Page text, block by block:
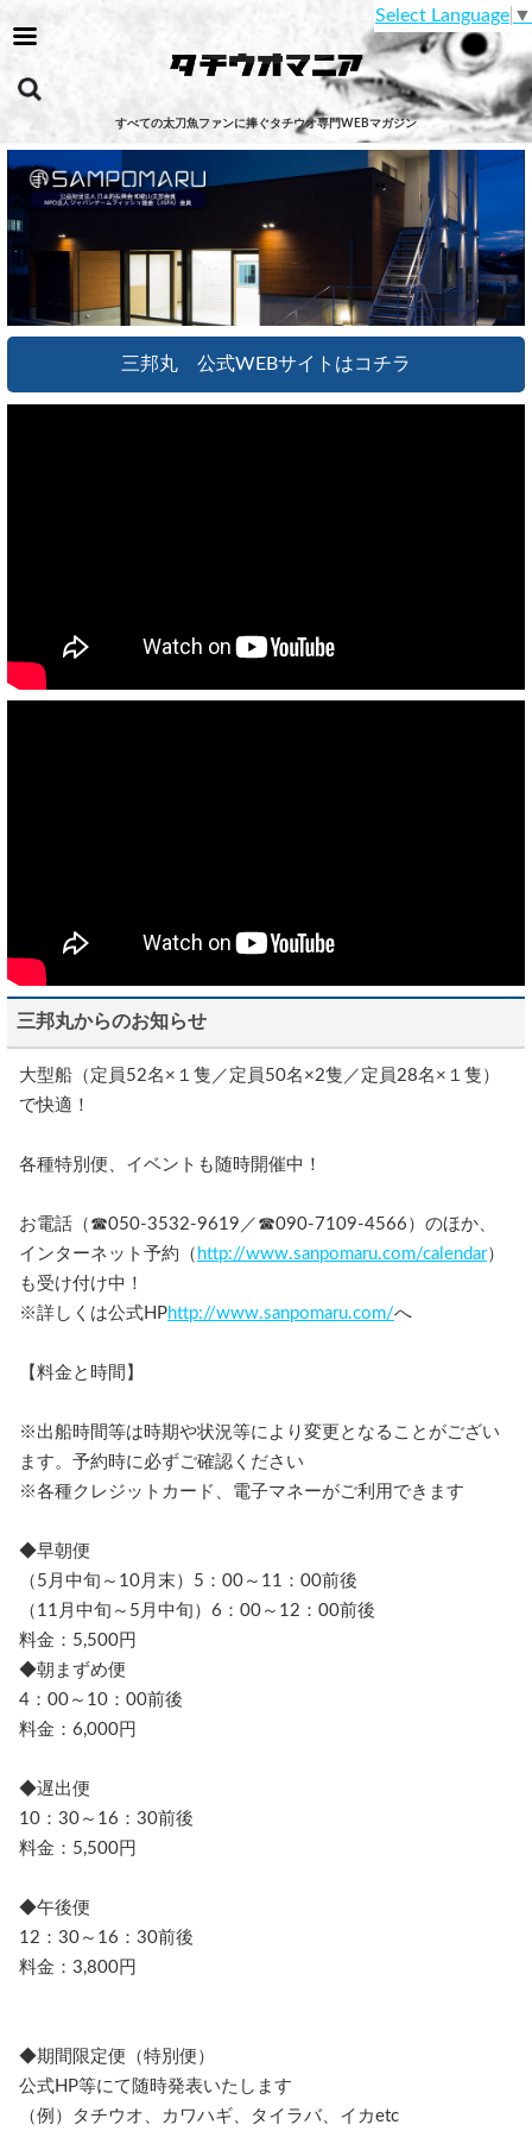
すべての太刀魚ファンに捧ぐタチウオ専門WEBマガジン
Select Language ▼
三邦丸 公式WEBサイトはコチラ
三邦丸からのお知らせ
大型船（定員52名×１隻／定員50名×2隻／定員28名×１隻）
で快適！
各種特別便、イベントも随時開催中！
お電話（☎050-3532-9619／☎090-7109-4566）のほか、
インターネット予約（ http://www.sanpomaru.com/calendar）
も受け付け中！
※詳しくは公式HPhttp://www.sanpomaru.com/へ
【料金と時間】
※出船時間等は時期や状況等により変更となることがござい
ます。予約時に必ずご確認ください
※各種クレジットカード、電子マネーがご利用できます
◆早朝便
（5月中旬～10月末）5：00～11：00前後
（11月中旬～5月中旬）6：00～12：00前後
料金：5,500円
◆朝まずめ便
4：00～10：00前後
料金：6,000円
◆遅出便
10：30～16：30前後
料金：5,500円
◆午後便
12：30～16：30前後
料金：3,800円
◆期間限定便（特別便）
公式HP等にて随時発表いたします
（例）タチウオ、カワハギ、タイラバ、イカetc